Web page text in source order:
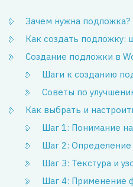
Зачем нужна подложка?
Как создать подложку:
Создание подложки в
Шаги к созданию
Советы по
Как выбрать и
Шаг 1: Понимание
Шаг 2:
Шаг 3: Текстура и
Шаг 4: Применение